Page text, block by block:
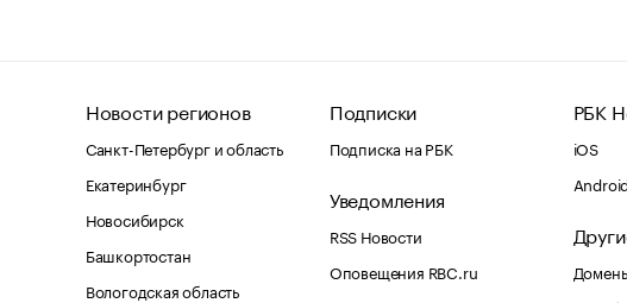
Новости регионов
Санкт-Петербург и область
Екатеринбург
Новосибирск
Башкортостан
Вологодская область
Подписки
Подписка на РБК
Уведомления
RSS Новости
Оповещения RBC.ru
РБК
iOS